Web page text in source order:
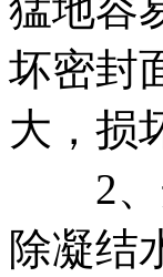
猛地容
坏密封
大，损
2、
除凝结